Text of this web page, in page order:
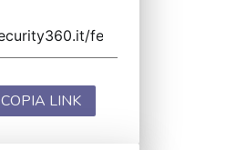
COPIA LINK